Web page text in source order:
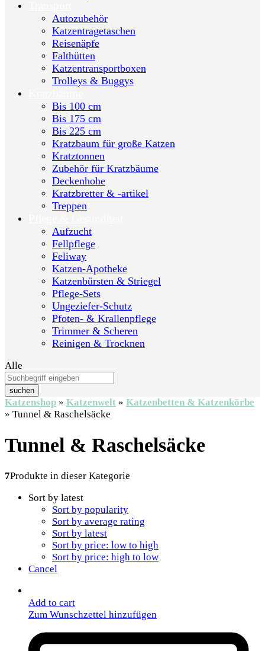
Autozubehör
Katzentragetaschen
Reisenäpfe
Falthütten
Katzentransportboxen
Trolleys & Buggys
Bis 100 cm
Bis 175 cm
Bis 225 cm
Kratzbaum für große Katzen
Kratztonnen
Zubehör für Kratzbäume
Deckenhohe
Kratzbretter & -artikel
Treppen
Aufzucht
Fellpflege
Feliway
Katzen-Apotheke
Katzenbürsten & Striegel
Pflege-Sets
Ungeziefer-Schutz
Pfoten- & Krallenpflege
Trimmer & Scheren
Reinigen & Trocknen
Alle
suchen
Katzenshop » Katzenwelt » Katzenbetten & Katzenkörbe
» Tunnel & Raschelsäcke
Tunnel & Raschelsäcke
7Produkte in dieser Kategorie
Sort by latest
Sort by popularity
Sort by average rating
Sort by latest
Sort by price: low to high
Sort by price: high to low
Cancel
Add to cart
Zum Wunschzettel hinzufügen